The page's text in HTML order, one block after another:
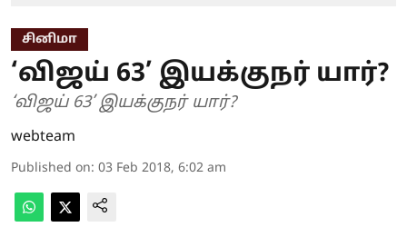
சினிமா
‘விஜய் 63’ இயக்குநர் யார்?
‘விஜய் 63’ இயக்குநர் யார்?
webteam
Published on: 03 Feb 2018, 6:02 am